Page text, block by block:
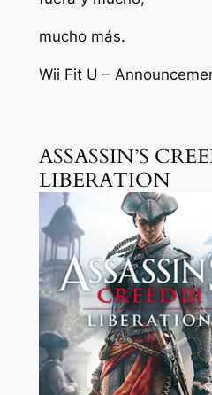
mucho más.
Wii Fit U –
ASSASSIN’S
LIBERATION